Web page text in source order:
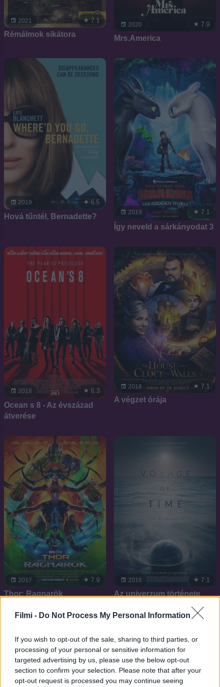
Filmi - Do Not Process My Personal Information
If you wish to opt-out of the sale, sharing to third parties, or
processing of your personal or sensitive information for
targeted advertising by us, please use the below opt-out
section to confirm your selection. Please note that after your
opt-out request is processed you may continue seeing
2021 7.1
Rémálmok sikátora
2020 7.9
Mrs.America
2019 6.5
Hová tűntél, Bernadette?
2019 7.1
Így neveld a sárkányodat 3
2018 6.3
Ocean s 8 - Az évszázad
átverése
2018 7.1
A végzet órája
2017 7.9
Thor: Ragnarök
2016 7.1
Az univerzum története